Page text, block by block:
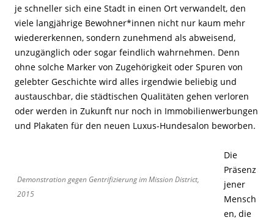
je schneller sich eine Stadt in einen Ort verwandelt, den
viele langjährige Bewohner*innen nicht nur kaum mehr
wiedererkennen, sondern zunehmend als abweisend,
unzugänglich oder sogar feindlich wahrnehmen. Denn
ohne solche Marker von Zugehörigkeit oder Spuren von
gelebter Geschichte wird alles irgendwie beliebig und
austauschbar, die städtischen Qualitäten gehen verloren
oder werden in Zukunft nur noch in Immobilienwerbungen
und Plakaten für den neuen Luxus-Hundesalon beworben.
Demonstration gegen Gentrifizierung im Mission District,
2015
Die
Präsenz
jener
Mensch
en, die